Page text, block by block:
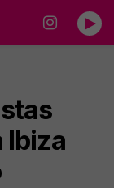
Ibiza